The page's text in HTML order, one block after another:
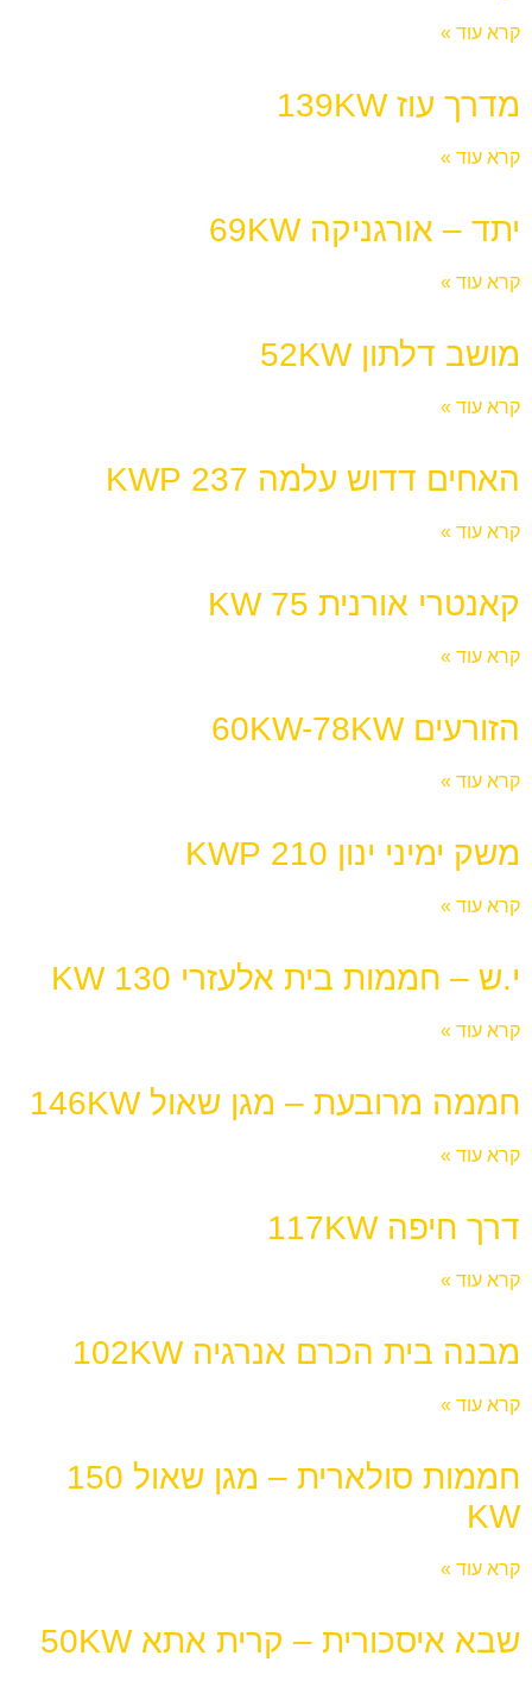
קרא עוד »
מדרך עוז 139KW
קרא עוד »
יתד – אורגניקה 69KW
קרא עוד »
מושב דלתון 52KW
קרא עוד »
האחים דדוש עלמה 237 KWP
קרא עוד »
קאנטרי אורנית 75 KW
קרא עוד »
הזורעים 60KW-78KW
קרא עוד »
משק ימיני ינון 210 KWP
קרא עוד »
י.ש – חממות בית אלעזרי 130 KW
קרא עוד »
חממה מרובעת – מגן שאול 146KW
קרא עוד »
דרך חיפה 117KW
קרא עוד »
מבנה בית הכרם אנרגיה 102KW
קרא עוד »
חממות סולארית – מגן שאול 150
KW
קרא עוד »
שבא איסכורית – קרית אתא 50KW